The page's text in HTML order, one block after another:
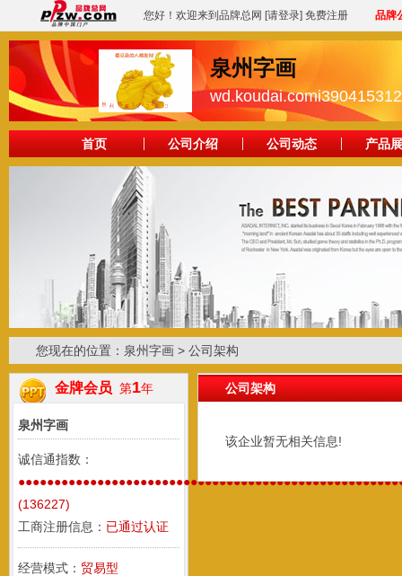
您好！欢迎来到品牌总网 [请登录] 免费注册 品牌
泉州字画
首页 公司介绍 公司动态 产品
您现在的位置： 泉州字画 > 公司架构
金牌会员 第1年
泉州字画
诚信通指数：
(136227)
工商注册信息： 已通过认证
经营模式： 贸易型
公司架构
该企业暂无相关信息!